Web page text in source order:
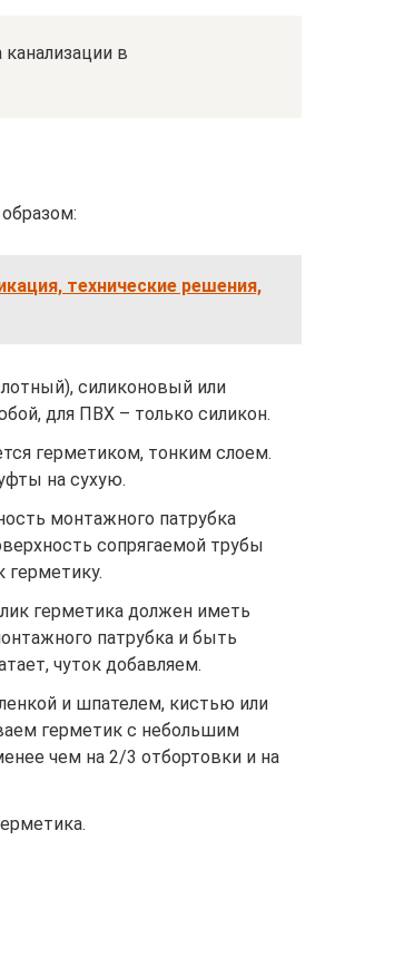
в
технические решения,
силиконовый или
для ПВХ – только силикон.
герметиком, тонким слоем.
на сухую.
монтажного патрубка
сопрягаемой трубы
герметику.
герметика должен иметь
патрубка и быть
чуток добавляем.
и шпателем, кистью или
герметик с небольшим
чем на 2/3 отбортовки и на